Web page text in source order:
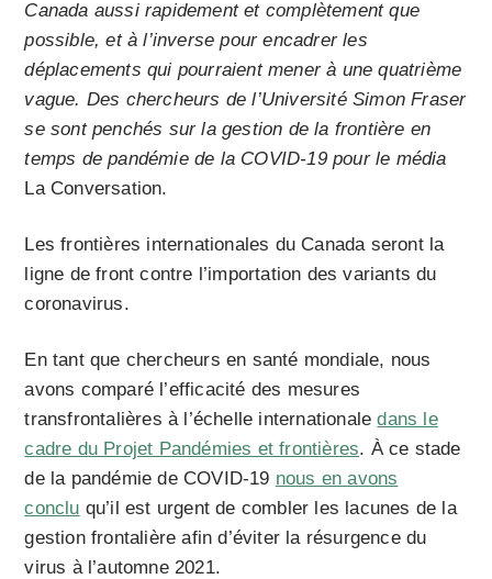
Canada aussi rapidement et complètement que
possible, et à l’inverse pour encadrer les
déplacements qui pourraient mener à une quatrième
vague. Des chercheurs de l’Université Simon Fraser
se sont penchés sur la gestion de la frontière en
temps de pandémie de la COVID-19 pour le média
La Conversation.
Les frontières internationales du Canada seront la
ligne de front contre l’importation des variants du
coronavirus.
En tant que chercheurs en santé mondiale, nous
avons comparé l’efficacité des mesures
transfrontalières à l’échelle internationaledans le
cadre du Projet Pandémies et frontières. À ce stade
de la pandémie de COVID-19 nous en avons
conclu qu’il est urgent de combler les lacunes de la
gestion frontalière afin d’éviter la résurgence du
virus à l’automne 2021.